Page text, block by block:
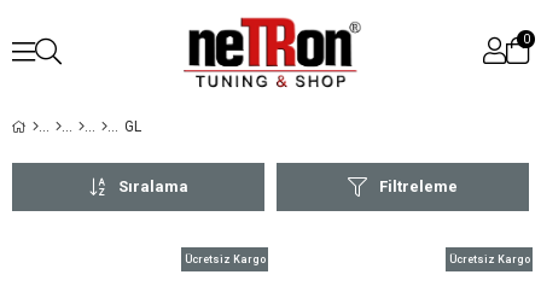
0
GL
Filtreleme
Sıralama
Ücretsiz Kargo Ücretsiz Kargo